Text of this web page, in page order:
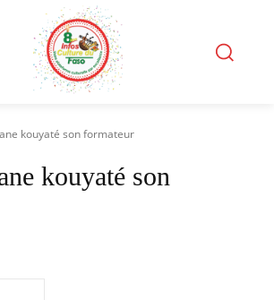
kouyaté son formateur
kouyaté son